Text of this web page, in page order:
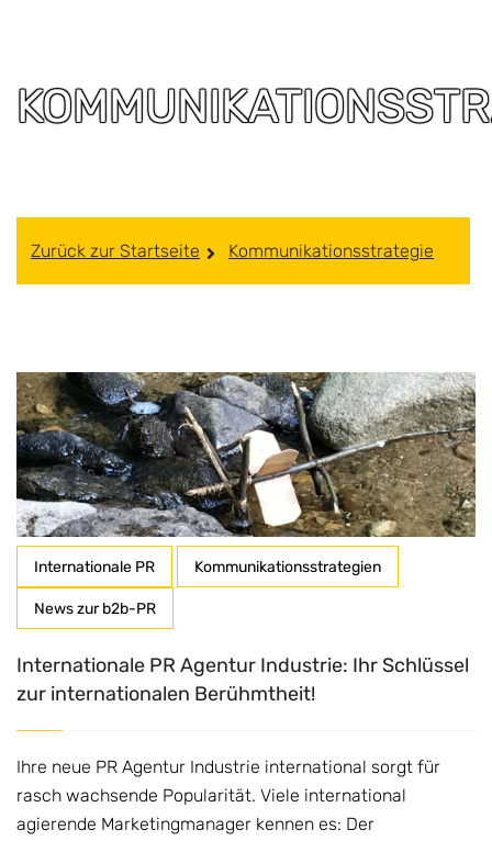
Zurück zur Startseite Kommunikationsstrategie
Internationale PR Kommunikationsstrategien
News zur b2b-PR
Internationale PR Agentur Industrie: Ihr Schlüssel
zur internationalen Berühmtheit!
Ihre neue PR Agentur Industrie international sorgt für
rasch wachsende Popularität. Viele international
agierende Marketingmanager kennen es: Der